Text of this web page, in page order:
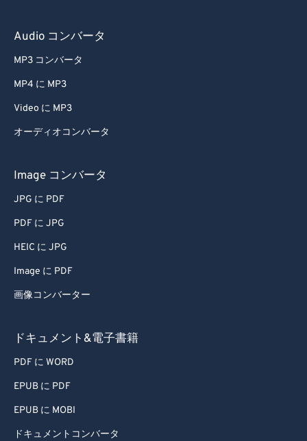
Audio コンバータ
MP3 コンバータ
MP4 に MP3
Video に MP3
オーディオコンバータ
Image コンバータ
JPG に PDF
PDF に JPG
HEIC に JPG
Image に PDF
画像コンバーター
ドキュメント&電子書籍
PDF に WORD
EPUB に PDF
EPUB に MOBI
ドキュメントコンバータ